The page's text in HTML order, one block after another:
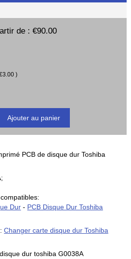
de : €90.00
)
PCB de disque dur Toshiba
;
Dur - PCB Disque Dur Toshiba
Changer carte disque dur Toshiba